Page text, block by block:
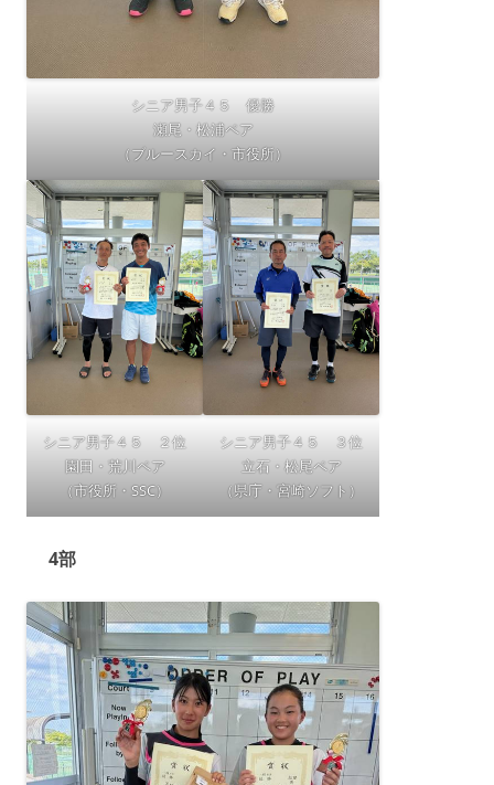
シニア男子４５ 優勝
瀬尾・松浦ペア
（ブルースカイ・市役所）
シニア男子４５ ２位
園田・荒川ペア
（市役所・SSC）
シニア男子４５ ３位
立石・松尾ペア
（県庁・宮崎ソフト）
4部